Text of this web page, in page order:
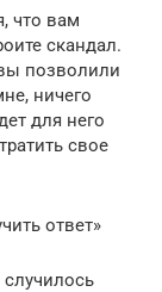
что вам
скандал.
позволили
ничего
для него
свое
ответ»
случилось